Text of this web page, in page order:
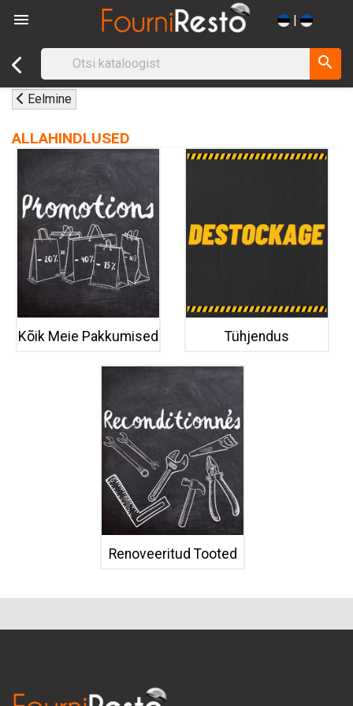
 |
search
Eelmine
ALLAHINDLUSED
Kõik Meie Pakkumised Tühjendus
Renoveeritud Tooted